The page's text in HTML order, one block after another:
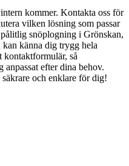
kommer. Kontakta oss för
vilken lösning som passar
snöplogning i Grönskan,
kan känna dig trygg hela
så
anpassat efter dina behov.
och enklare för dig!